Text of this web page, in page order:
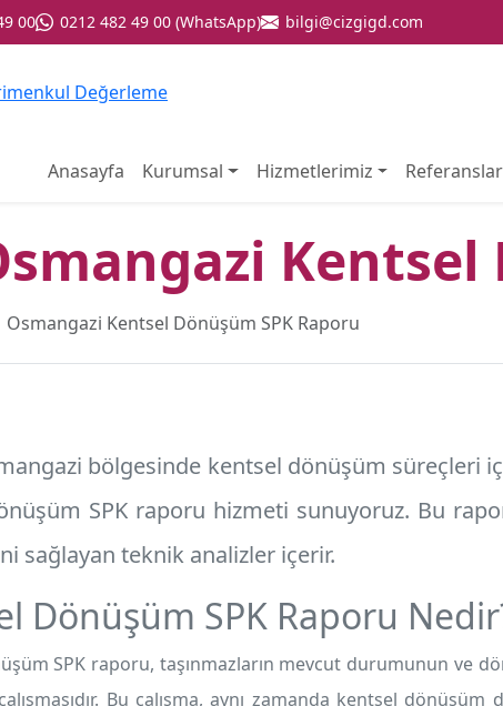
00 0212 482 49 00 (WhatsApp) bilgi@cizgigd.com
Anasayfa Kurumsal Hizmetlerimiz Referanslar
Kentsel
Osmangazi Kentsel Dönüşüm SPK Raporu
bölgesinde kentsel dönüşüm süreçleri
SPK raporu hizmeti sunuyoruz. Bu
sağlayan teknik analizler içerir.
Dönüşüm SPK Raporu
SPK raporu, taşınmazların mevcut durumunun ve
Bu çalışma, aynı zamanda kentsel